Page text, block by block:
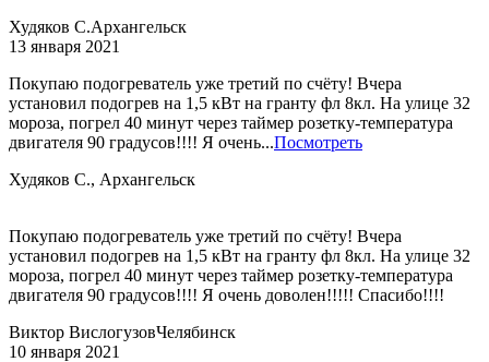
Худяков С.Архангельск
13 января 2021
Покупаю подогреватель уже третий по счëту! Вчера
установил подогрев на 1,5 кВт на гранту фл 8кл. На улице 32
мороза, погрел 40 минут через таймер розетку-температура
двигателя 90 градусов!!!! Я очень...Посмотреть
Худяков С., Архангельск
Покупаю подогреватель уже третий по счëту! Вчера
установил подогрев на 1,5 кВт на гранту фл 8кл. На улице 32
мороза, погрел 40 минут через таймер розетку-температура
двигателя 90 градусов!!!! Я очень доволен!!!!! Спасибо!!!!
Виктор ВислогузовЧелябинск
10 января 2021